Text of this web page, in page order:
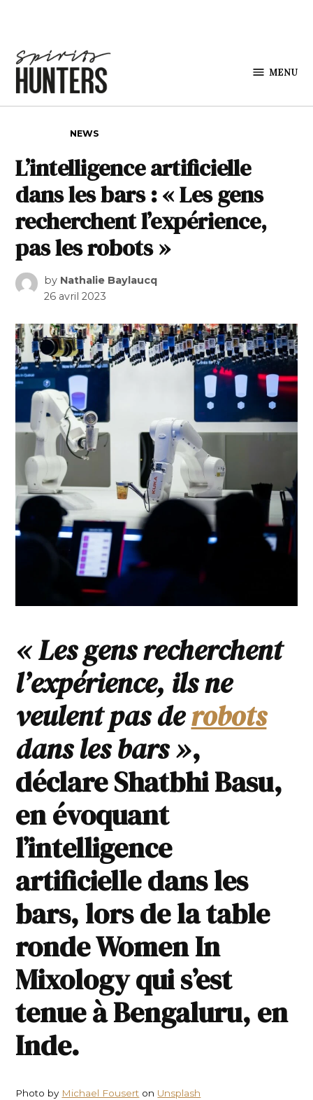
MENU
NEWS
L’intelligence artificielle
dans les bars : « Les gens
recherchent l’expérience,
pas les robots »
by Nathalie Baylaucq
26 avril 2023
« Les gens recherchent
l’expérience, ils ne
veulent pas derobots
dans les bars »,
déclare Shatbhi Basu,
en évoquant
l’intelligence
artificielle dans les
bars, lors de la table
ronde Women In
Mixology qui s’est
tenue à Bengaluru, en
Inde.
Photo by Michael Fousert on Unsplash